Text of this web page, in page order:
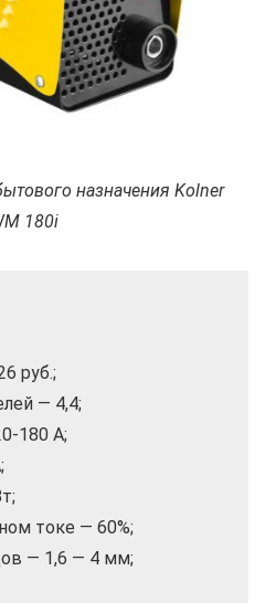
назначения Kolner
180i
руб.;
— 4,4;
180 А;
токе — 60%;
— 1,6 — 4 мм;